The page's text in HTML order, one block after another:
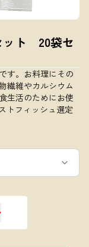
ト 20袋セ
す。お料理にその
繊維やカルシウム
生活のためにお使
トフィッシュ選定